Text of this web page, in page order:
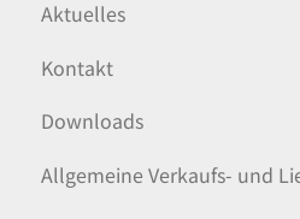
Aktuelles
Kontakt
Downloads
Allgemeine Verkaufs- und